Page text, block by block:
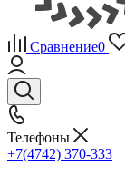
Сравнение0
Телефоны
+7(4742) 370-333